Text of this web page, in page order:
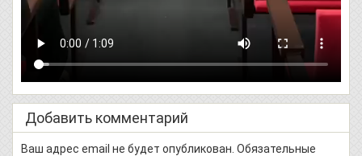
Добавить комментарий
Ваш адрес email не будет опубликован. Обязательные